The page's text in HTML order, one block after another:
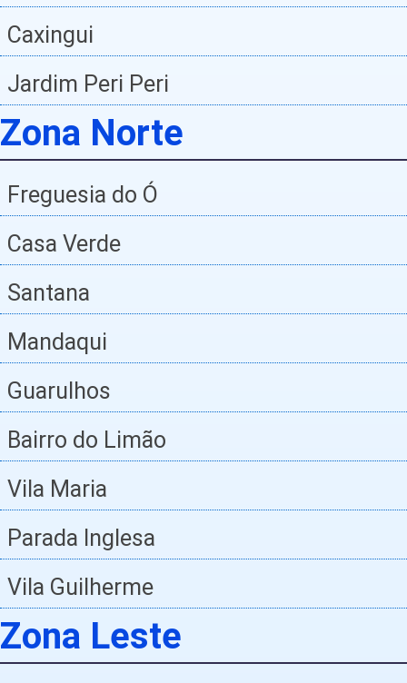
Caxingui
Jardim Peri Peri
Zona Norte
Freguesia do Ó
Casa Verde
Santana
Mandaqui
Guarulhos
Bairro do Limão
Vila Maria
Parada Inglesa
Vila Guilherme
Zona Leste